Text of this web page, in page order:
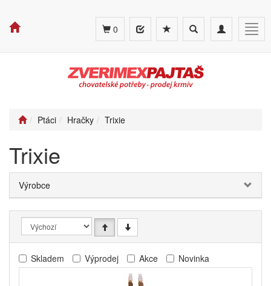
Toggle
navigation
Toggle
search
0
Ptáci Hračky Trixie
Trixie
Výrobce
Skladem Výprodej Akce Novinka